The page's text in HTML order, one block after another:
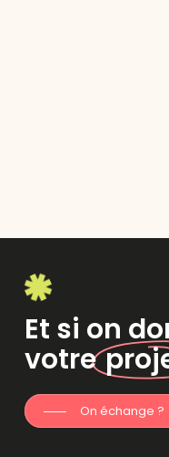
Et si on
votre
On échange ?